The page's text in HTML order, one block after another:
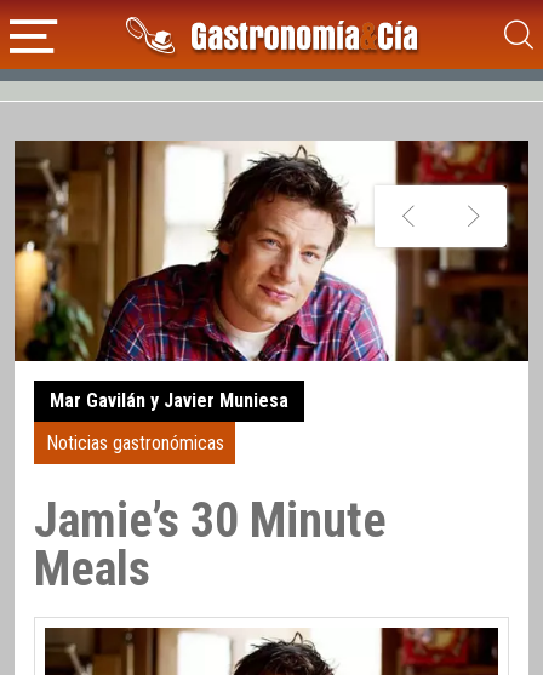
Mar Gavilán y Javier Muniesa
Noticias gastronómicas
Jamie’s 30 Minute
Meals